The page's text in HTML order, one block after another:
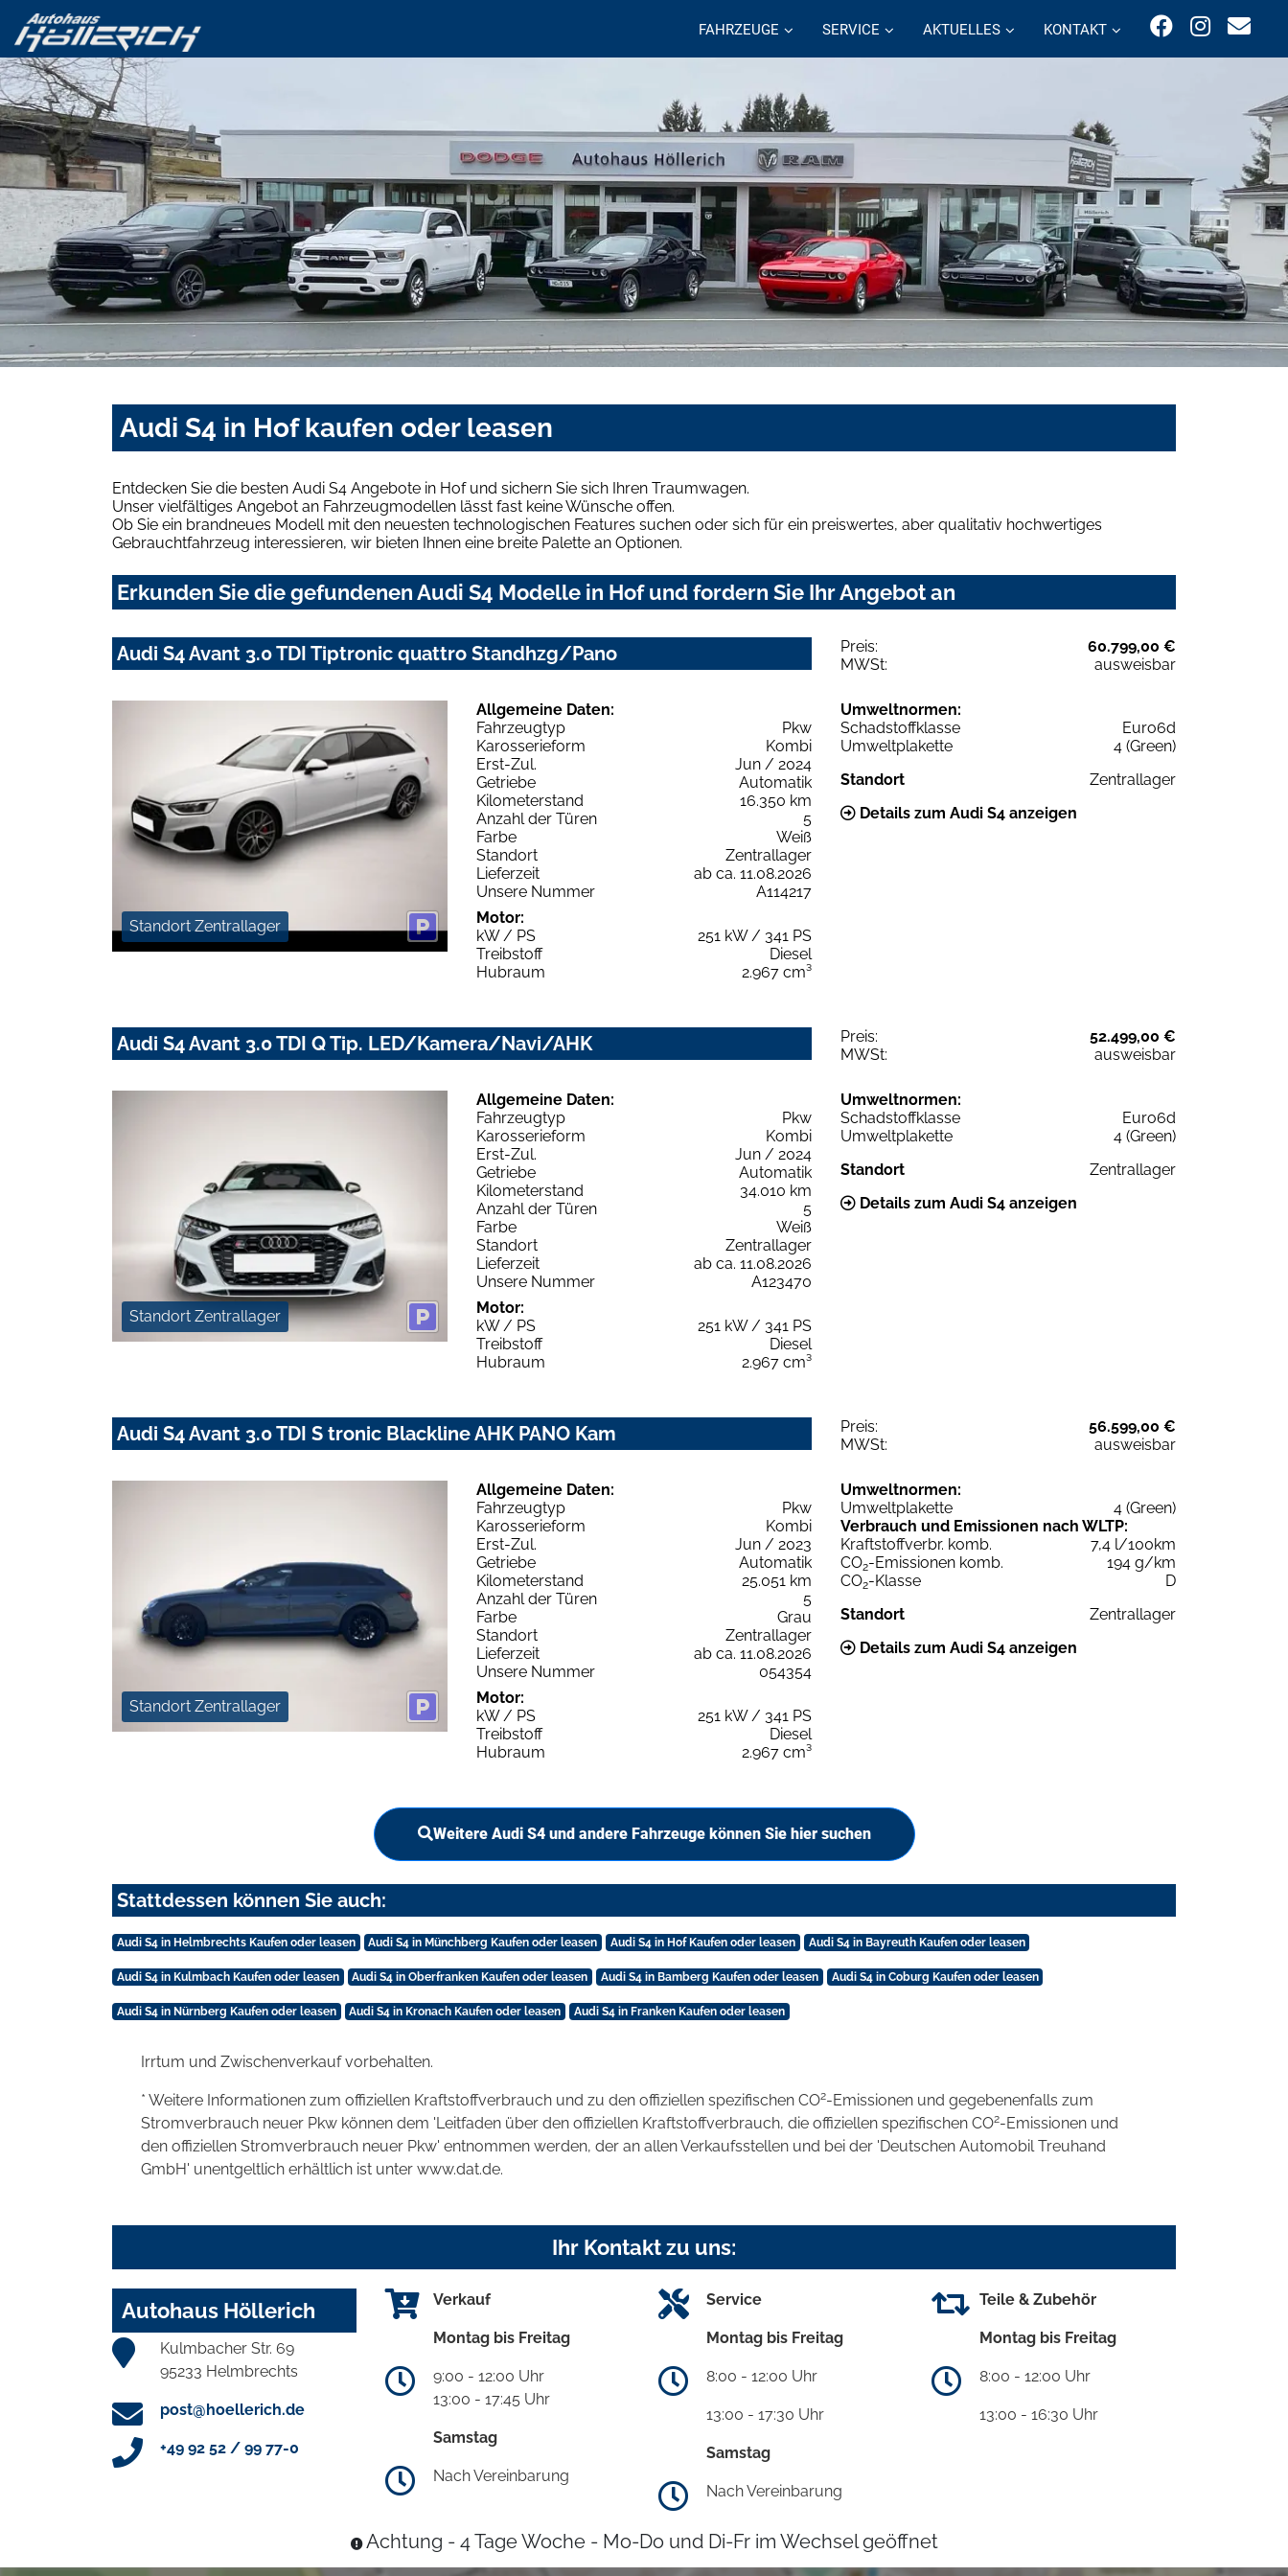
FAHRZEUGE SERVICE AKTUELLES KONTAKT
Audi S4 in Hof kaufen oder leasen
Entdecken Sie die besten Audi S4 Angebote in Hof und sichern Sie sich Ihren Traumwagen.
Unser vielfältiges Angebot an Fahrzeugmodellen lässt fast keine Wünsche offen.
Ob Sie ein brandneues Modell mit den neuesten technologischen Features suchen oder sich für ein preiswertes, aber qualitativ hochwertiges
Gebrauchtfahrzeug interessieren, wir bieten Ihnen eine breite Palette an Optionen.
Erkunden Sie die gefundenen Audi S4 Modelle in Hof und fordern Sie Ihr Angebot an
Audi S4 Avant 3.0 TDI Tiptronic quattro Standhzg/Pano Preis:
60.799,00 €
MWSt:
ausweisbar
Standort Zentrallager
Allgemeine Daten:
Fahrzeugtyp
Pkw
Karosserieform
Kombi
Erst-Zul.
Jun / 2024
Getriebe
Automatik
Kilometerstand
16.350 km
Anzahl der Türen
5
Farbe
Weiß
Standort
Zentrallager
Lieferzeit
ab ca. 11.08.2026
Unsere Nummer
A114217
Motor:
kW / PS
251 kW / 341 PS
Treibstoff
Diesel
Hubraum
2.967 cm³
Umweltnormen:
Schadstoffklasse
Euro6d
Umweltplakette
4 (Green)
Standort
Zentrallager
Details zum Audi S4 anzeigen
Audi S4 Avant 3.0 TDI Q Tip. LED/Kamera/Navi/AHK Preis:
52.499,00 €
MWSt:
ausweisbar
Standort Zentrallager
Allgemeine Daten:
Fahrzeugtyp
Pkw
Karosserieform
Kombi
Erst-Zul.
Jun / 2024
Getriebe
Automatik
Kilometerstand
34.010 km
Anzahl der Türen
5
Farbe
Weiß
Standort
Zentrallager
Lieferzeit
ab ca. 11.08.2026
Unsere Nummer
A123470
Motor:
kW / PS
251 kW / 341 PS
Treibstoff
Diesel
Hubraum
2.967 cm³
Umweltnormen:
Schadstoffklasse
Euro6d
Umweltplakette
4 (Green)
Standort
Zentrallager
Details zum Audi S4 anzeigen
Audi S4 Avant 3.0 TDI S tronic Blackline AHK PANO Kam Preis:
56.599,00 €
MWSt:
ausweisbar
Standort Zentrallager
Allgemeine Daten:
Fahrzeugtyp
Pkw
Karosserieform
Kombi
Erst-Zul.
Jun / 2023
Getriebe
Automatik
Kilometerstand
25.051 km
Anzahl der Türen
5
Farbe
Grau
Standort
Zentrallager
Lieferzeit
ab ca. 11.08.2026
Unsere Nummer
054354
Motor:
kW / PS
251 kW / 341 PS
Treibstoff
Diesel
Hubraum
2.967 cm³
Umweltnormen:
Umweltplakette
4 (Green)
Verbrauch und Emissionen nach WLTP:
Kraftstoffverbr. komb.
7,4 l/100km
CO2-Emissionen komb.
194 g/km
CO2-Klasse
D
Standort
Zentrallager
Details zum Audi S4 anzeigen
Weitere Audi S4 und andere Fahrzeuge können Sie hier suchen
Stattdessen können Sie auch:
Audi S4 in Helmbrechts Kaufen oder leasen Audi S4 in Münchberg Kaufen oder leasen Audi S4 in Hof Kaufen oder leasen Audi S4 in Bayreuth Kaufen oder leasen
Audi S4 in Kulmbach Kaufen oder leasen Audi S4 in Oberfranken Kaufen oder leasen Audi S4 in Bamberg Kaufen oder leasen Audi S4 in Coburg Kaufen oder leasen
Audi S4 in Nürnberg Kaufen oder leasen Audi S4 in Kronach Kaufen oder leasen Audi S4 in Franken Kaufen oder leasen
Irrtum und Zwischenverkauf vorbehalten.
* Weitere Informationen zum offiziellen Kraftstoffverbrauch und zu den offiziellen spezifischen CO2-Emissionen und gegebenenfalls zum
Stromverbrauch neuer Pkw können dem 'Leitfaden über den offiziellen Kraftstoffverbrauch, die offiziellen spezifischen CO2-Emissionen und
den offiziellen Stromverbrauch neuer Pkw' entnommen werden, der an allen Verkaufsstellen und bei der 'Deutschen Automobil Treuhand
GmbH' unentgeltlich erhältlich ist unter www.dat.de.
Ihr Kontakt zu uns:
Autohaus Höllerich
Kulmbacher Str. 69
95233 Helmbrechts
post@hoellerich.de
+49 92 52 / 99 77-0
Verkauf
Montag bis Freitag
9:00 - 12:00 Uhr
13:00 - 17:45 Uhr
Samstag
Nach Vereinbarung
Service
Montag bis Freitag
8:00 - 12:00 Uhr
13:00 - 17:30 Uhr
Samstag
Nach Vereinbarung
Teile & Zubehör
Montag bis Freitag
8:00 - 12:00 Uhr
13:00 - 16:30 Uhr
Achtung - 4 Tage Woche - Mo-Do und Di-Fr im Wechsel geöffnet